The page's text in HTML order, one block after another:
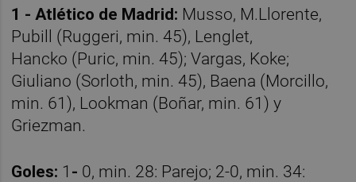
1 - Atlético de Madrid: Musso, M.Llorente,
Pubill (Ruggeri, min. 45), Lenglet,
Hancko (Puric, min. 45); Vargas, Koke;
Giuliano (Sorloth, min. 45), Baena (Morcillo,
min. 61), Lookman (Boñar, min. 61) y
Griezman.
Goles: 1 - 0, min. 28: Parejo; 2-0, min. 34: